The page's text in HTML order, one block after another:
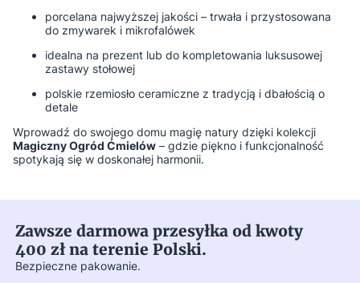
porcelana najwyższej jakości – trwała i przystosowana
do zmywarek i mikrofalówek
idealna na prezent lub do kompletowania luksusowej
zastawy stołowej
polskie rzemiosło ceramiczne z tradycją i dbałością o
detale
Wprowadź do swojego domu magię natury dzięki kolekcji
Magiczny Ogród Ćmielów – gdzie piękno i funkcjonalność
spotykają się w doskonałej harmonii.
Zawsze darmowa przesyłka od kwoty
400 zł na terenie Polski.
Bezpieczne pakowanie.